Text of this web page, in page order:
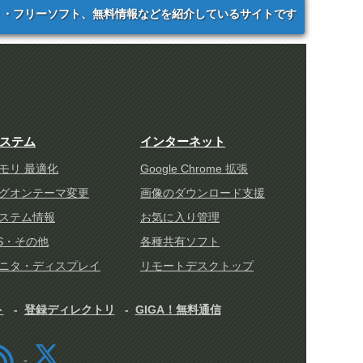
フリーソフト、無料情報などを紹介しているサイトです
テム
リ 最適化
オンテーマ変更
テム情報
・その他
タ・ディスプレイ
インターネット
Google Chrome 拡張
画像のダウンロード支援
お気に入り管理
各種共有ソフト
リモートデスクトップ
登録ディレクトリ GIGA！無料通信